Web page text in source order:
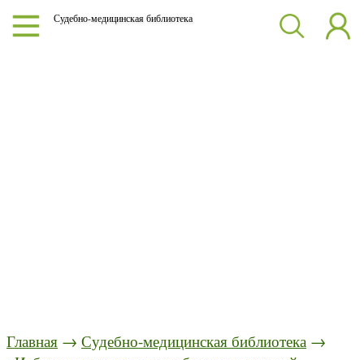
Судебно-медицинская библиотека
Главная → Судебно-медицинская библиотека →